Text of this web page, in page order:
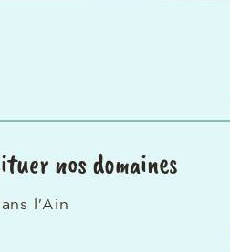
nos domaines
l'Ain